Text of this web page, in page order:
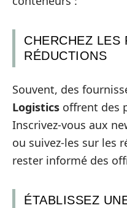
CHERCHEZ LES
RÉDUCTIONS
Souvent, des
Logistics offrent des
Inscrivez-vous aux
ou suivez-les sur les
rester informé des
ÉTABLISSEZ